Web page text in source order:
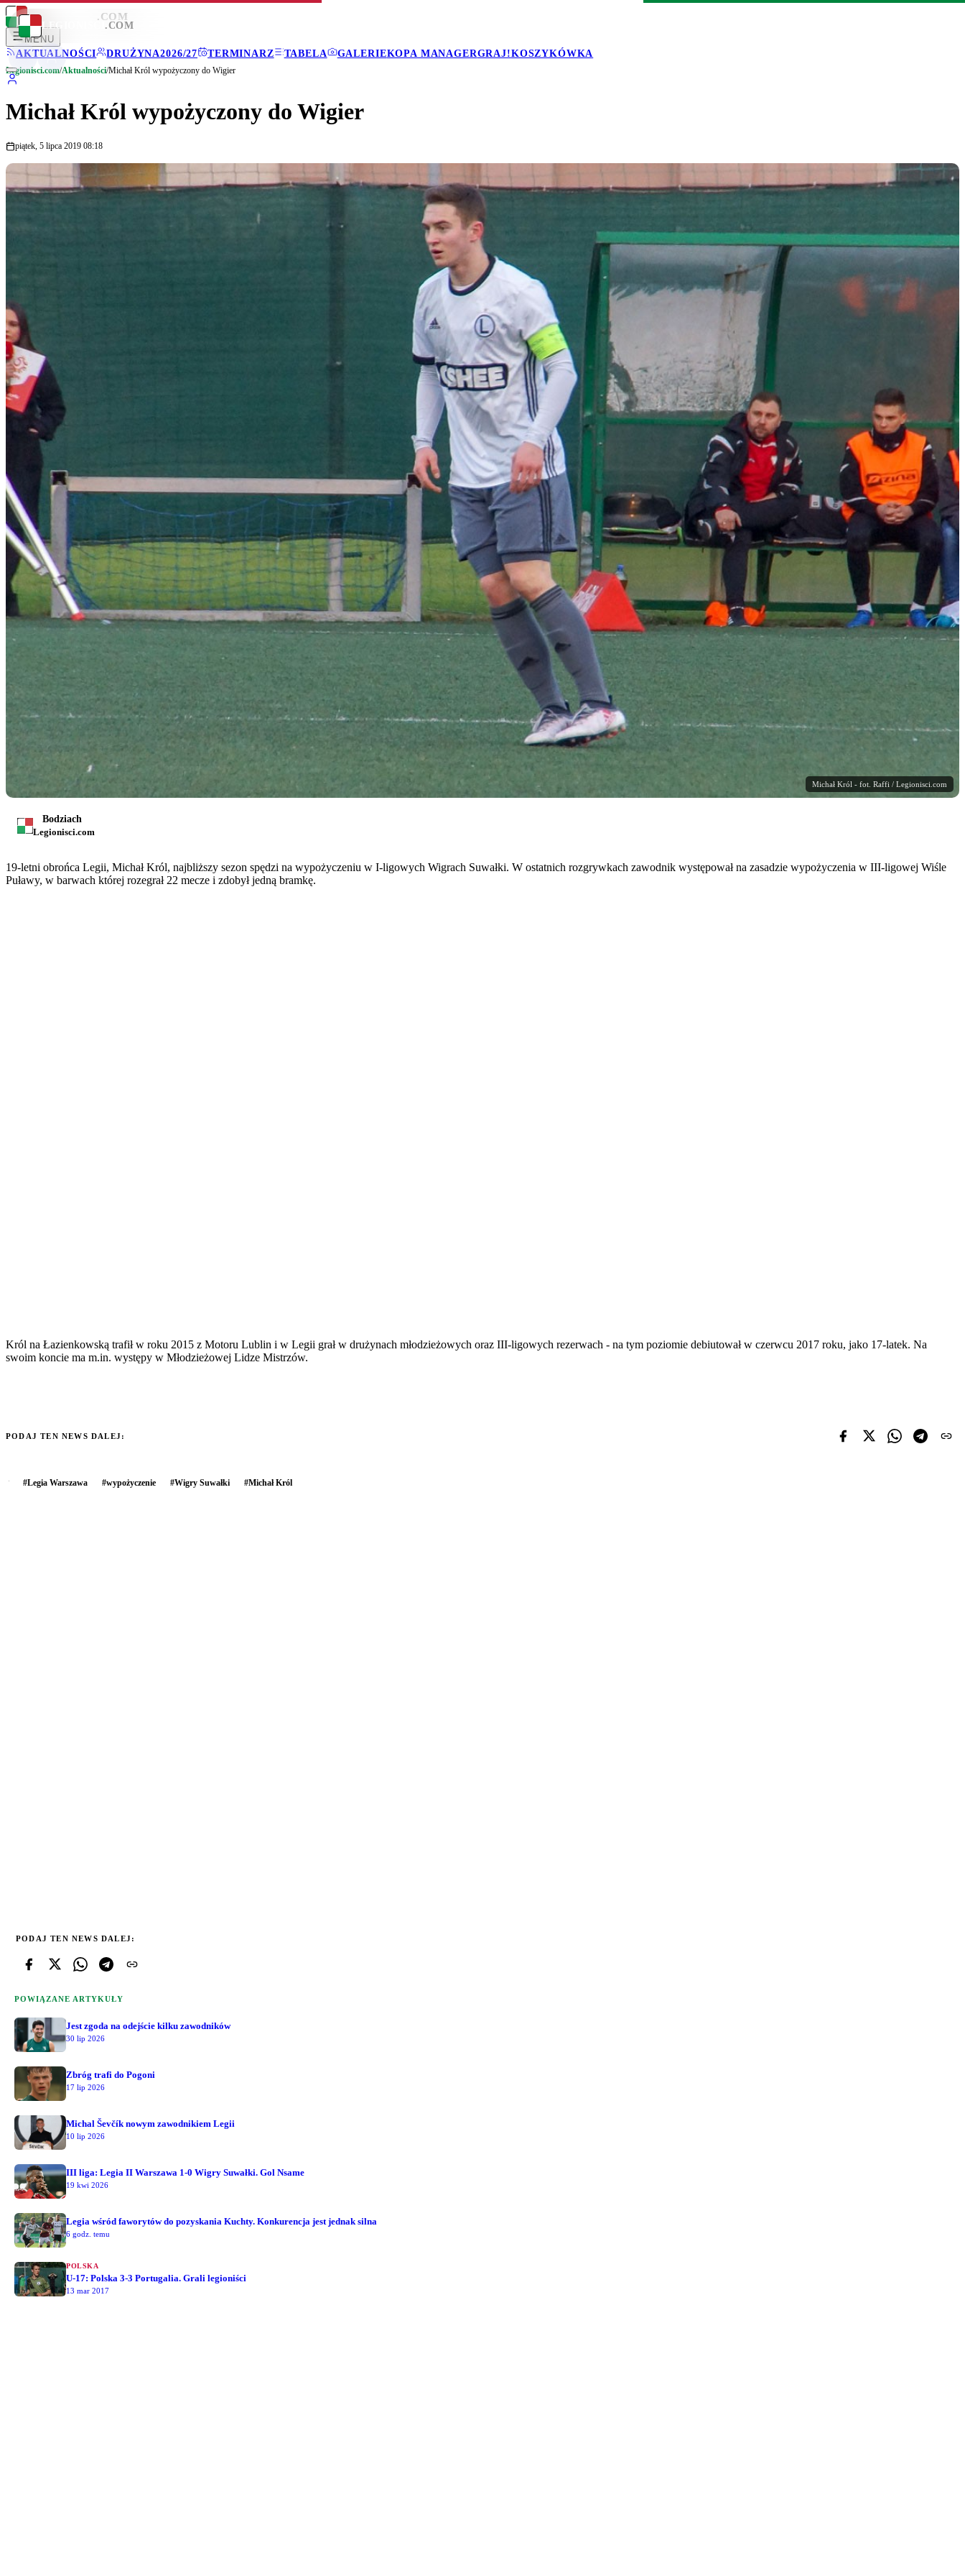
LEGIONISCI .COM
MENU
AKTUALNOŚCI
DRUŻYNA2026/27 TERMINARZ TABELA GALERIEKOPA MANAGERGRAJ!KOSZYKÓWKA
LEGIONISCI .COM
Legionisci.com/Aktualności/Michał Król wypożyczony do Wigier
Michał Król wypożyczony do Wigier
piątek, 5 lipca 2019 08:18
Michał Król - fot. Raffi / Legionisci.com
Bodziach
Legionisci.com
19-letni obrońca Legii, Michał Król, najbliższy sezon spędzi na wypożyczeniu w I-ligowych Wigrach Suwałki. W ostatnich rozgrywkach zawodnik występował na zasadzie wypożyczenia w III-ligowej Wiśle
Puławy, w barwach której rozegrał 22 mecze i zdobył jedną bramkę.
Król na Łazienkowską trafił w roku 2015 z Motoru Lublin i w Legii grał w drużynach młodzieżowych oraz III-ligowych rezerwach - na tym poziomie debiutował w czerwcu 2017 roku, jako 17-latek. Na
swoim koncie ma m.in. występy w Młodzieżowej Lidze Mistrzów.
PODAJ TEN NEWS DALEJ:
#Legia Warszawa #wypożyczenie #Wigry Suwałki #Michał Król
PODAJ TEN NEWS DALEJ:
POWIĄZANE ARTYKUŁY
Jest zgoda na odejście kilku zawodników
30 lip 2026
Zbróg trafi do Pogoni
17 lip 2026
Michal Ševčík nowym zawodnikiem Legii
10 lip 2026
III liga: Legia II Warszawa 1-0 Wigry Suwałki. Gol Nsame
19 kwi 2026
Legia wśród faworytów do pozyskania Kuchty. Konkurencja jest jednak silna
6 godz. temu
POLSKA
U-17: Polska 3-3 Portugalia. Grali legioniści
13 mar 2017